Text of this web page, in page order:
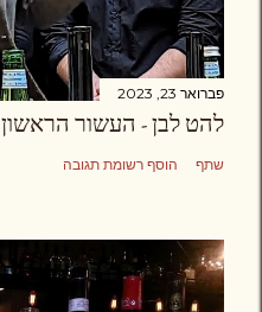
פברואר 23, 2023
להט לבן - העשור הראשון
שתף הוסף רשומת תגובה